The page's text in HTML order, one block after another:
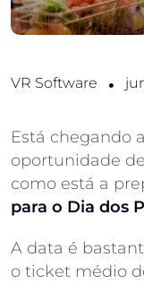
VR Software
Está chegando
oportunidade
como está a
para o Dia dos
A data é
o ticket médio